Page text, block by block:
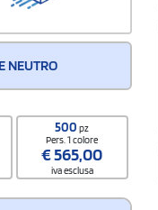
NEUTRO
500pz
Pers. 1 colore
€565,00
iva esclusa